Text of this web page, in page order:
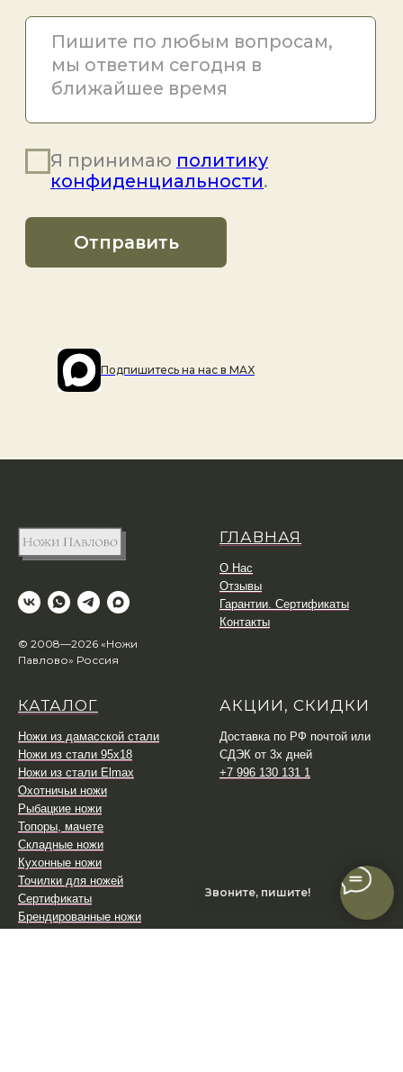
Подпишитесь на наc в MAX
© 2008—2026 «Ножи
Павлово» Россия
ГЛАВНАЯ
О Нас
Отзывы
Гарантии. Сертификаты
Контакты
КАТАЛОГ
Ножи из дамасской стали
Ножи из стали 95х18
Ножи из стали Elmax
Охотничьи ножи
Рыбацкие ножи
Топоры, мачете
Складные ножи
Кухонные ножи
Точилки для ножей
Сертификаты
Брендированные ножи
АКЦИИ, СКИДКИ
Доставка по РФ почтой или
СДЭК от 3х дней
+7 996 130 131 1
Звоните, пишите!